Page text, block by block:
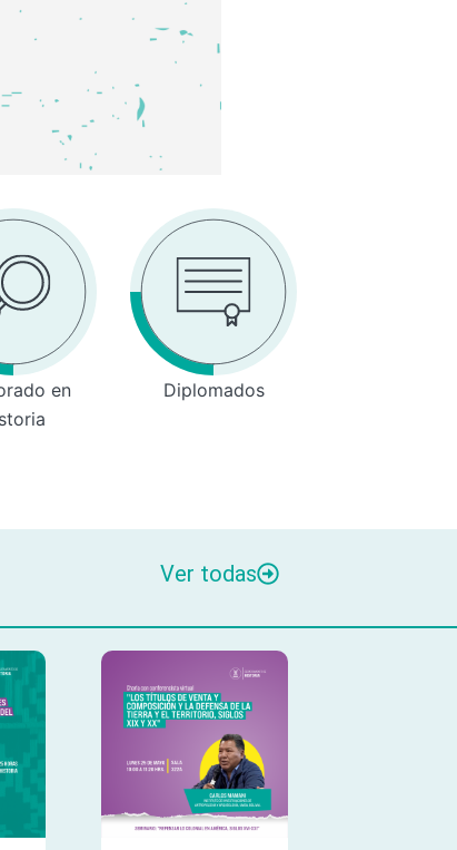
en
Diplomados
Ver todas